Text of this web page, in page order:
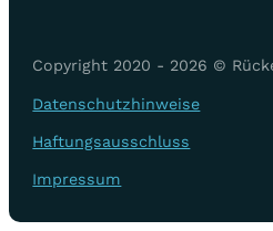
Copyright 2020 - 2026 ©
Datenschutzhinweise
Haftungsausschluss
Impressum